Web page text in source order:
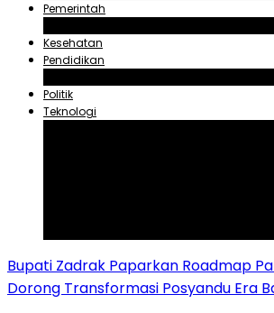
Pemerintah
Kesehatan
Pendidikan
Politik
Teknologi
Bupati Zadrak Paparkan Roadmap
Dorong Transformasi Posyandu Era